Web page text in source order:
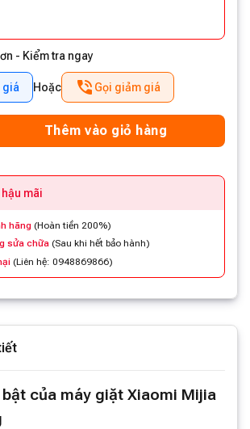
- Kiểm tra ngay
giá Hoặc Gọi giảm giá
Thêm vào giỏ hàng
mãi
hãng (Hoàn tiền 200%)
sửa chữa (Sau khi hết bảo hành)
(Liên hệ: 0948869866)
bật của máy giặt Xiaomi Mijia